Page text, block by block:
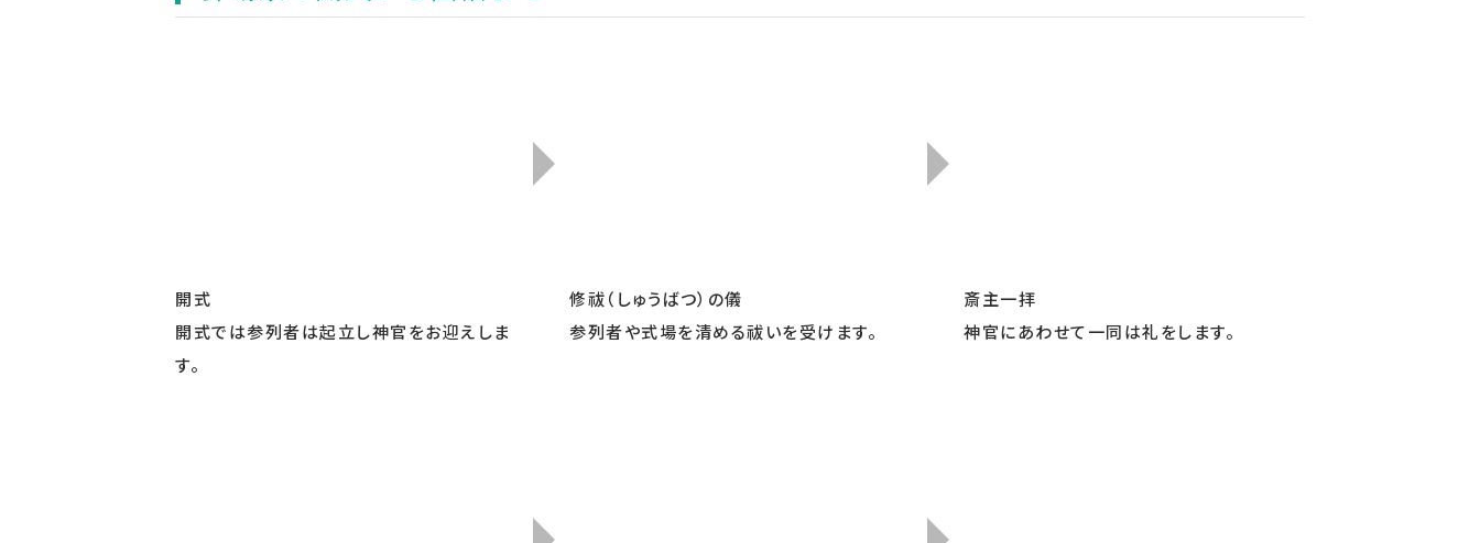
開式
開式では参列者は起立し神官をお迎えしま
す。
修祓（しゅうばつ）の儀
参列者や式場を清める祓いを受けます。
斎主一拝
神官にあわせて一同は礼をします。